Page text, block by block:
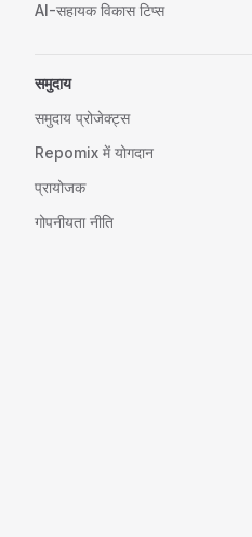
AI-सहायक विकास टिप्स
समुदाय
समुदाय प्रोजेक्ट्स
Repomix में योगदान
प्रायोजक
गोपनीयता नीति